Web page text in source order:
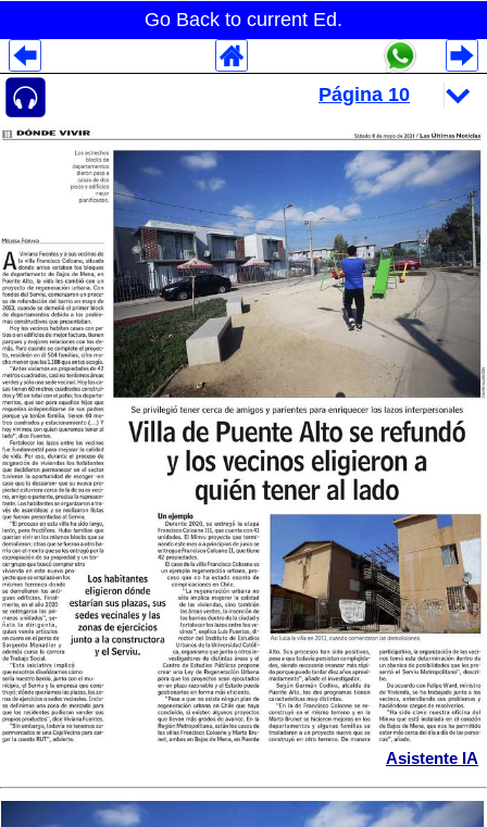
Go Back to current Ed.
Asistente IA
Despliegues Analytics
Despliegues Totales
Despliegues por Rubros